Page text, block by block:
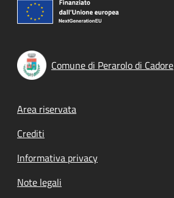
Comune di Perarolo di Cadore
Footer menu
Area riservata
Crediti
Informativa privacy
Note legali